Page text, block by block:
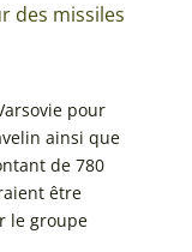
des missiles
pour
ainsi que
de 780
être
le groupe